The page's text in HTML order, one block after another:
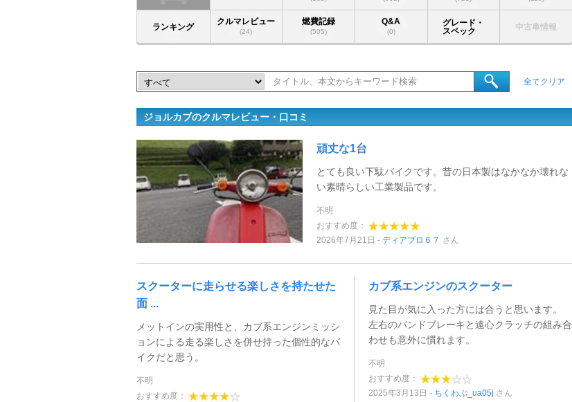
ランキング
クルマレビュー
(24)
燃費記録
(505)
Q&A
(0)
グレード・
スペック
中古車情報
全てクリア
ジョルカブのクルマレビュー・口コミ
頑丈な1台
とても良い下駄バイクです。昔の日本製はなかなか壊れな
い素晴らしい工業製品です。
不明
おすすめ度：
2026年7月21日
ディアブロ６７ さん
スクーターに走らせる楽しさを持たせた
面 ...
メットインの実用性と、カブ系エンジンミッシ
ョンによる走る楽しさを併せ持った個性的なバ
イクだと思う。
不明
おすすめ度：
カブ系エンジンのスクーター
見た目が気に入った方には合うと思います。
左右のバンドブレーキと遠心クラッチの組み合
わせも意外に慣れます。
不明
おすすめ度：
2025年3月13日
ちくわぶ_ua05j さん